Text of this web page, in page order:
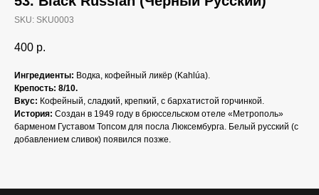
SKU: SKU0003
400 р.
Ингредиенты: Водка, кофейный ликёр (Kahlúa).
Крепость: 8/10.
Вкус: Кофейный, сладкий, крепкий, с бархатистой горчинкой.
История: Создан в 1949 году в брюссельском отеле «Метрополь»
барменом Густавом Топсом для посла Люксембурга. Белый русский (с
добавлением сливок) появился позже.